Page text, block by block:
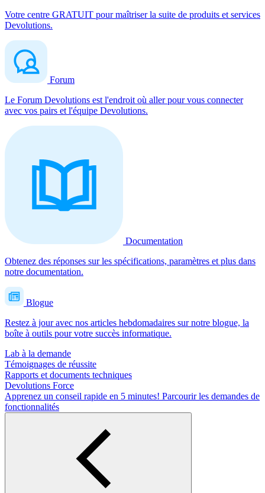
Votre centre GRATUIT pour maîtriser la suite de produits et services
Devolutions.
Forum
Le Forum Devolutions est l'endroit où aller pour vous connecter
avec vos pairs et l'équipe Devolutions.
Documentation
Obtenez des réponses sur les spécifications, paramètres et plus dans
notre documentation.
Blogue
Restez à jour avec nos articles hebdomadaires sur notre blogue, la
boîte à outils pour votre succès informatique.
Lab à la demande
Témoignages de réussite
Rapports et documents techniques
Devolutions Force
Apprenez un conseil rapide en 5 minutes! Parcourir les demandes de
fonctionnalités